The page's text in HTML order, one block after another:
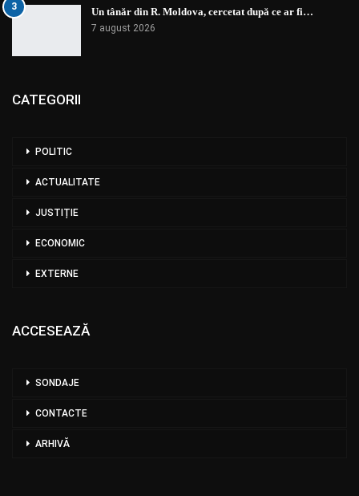
3 Un tânăr din R. Moldova, cercetat după ce ar fi…
7 august 2026
CATEGORII
POLITIC
ACTUALITATE
JUSTIȚIE
ECONOMIC
EXTERNE
ACCESEAZĂ
SONDAJE
CONTACTE
ARHIVĂ